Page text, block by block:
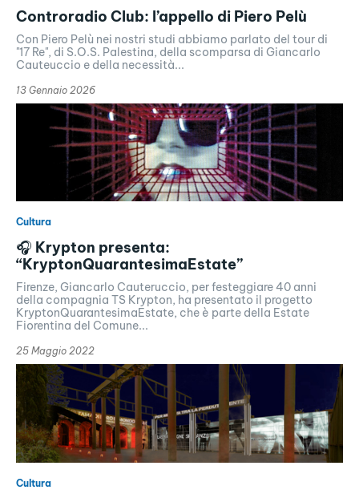
Controradio Club: l’appello di Piero Pelù
Con Piero Pelù nei nostri studi abbiamo parlato del tour di
"17 Re", di S.O.S. Palestina, della scomparsa di Giancarlo
Cauteuccio e della necessità...
13 Gennaio 2026
Cultura
🎧 Krypton presenta:
“KryptonQuarantesimaEstate”
Firenze, Giancarlo Cauteruccio, per festeggiare 40 anni
della compagnia TS Krypton, ha presentato il progetto
KryptonQuarantesimaEstate, che è parte della Estate
Fiorentina del Comune...
25 Maggio 2022
Cultura